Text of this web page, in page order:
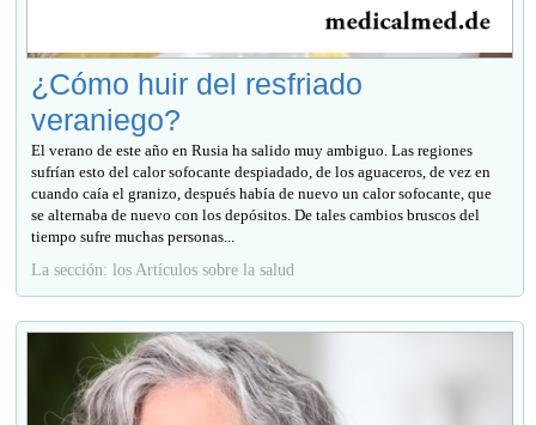
¿Cómo huir del resfriado
veraniego?
El verano de este año en Rusia ha salido muy ambiguo. Las regiones
sufrían esto del calor sofocante despiadado, de los aguaceros, de vez en
cuando caía el granizo, después había de nuevo un calor sofocante, que
se alternaba de nuevo con los depósitos. De tales cambios bruscos del
tiempo sufre muchas personas...
La sección: los Artículos sobre la salud